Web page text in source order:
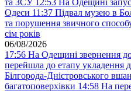
та ЗСУ 12:53 На Одещині
Одеси 11:37 Підвал музею в
та порушення звичного способу
сім років
06/08/2026
17:56 На Одещині звернення до
перейшла до етапу укладення
Білгорода-Дністровського
багатоповерхівки 14:58 На